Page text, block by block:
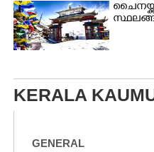
KERALA
GENERAL